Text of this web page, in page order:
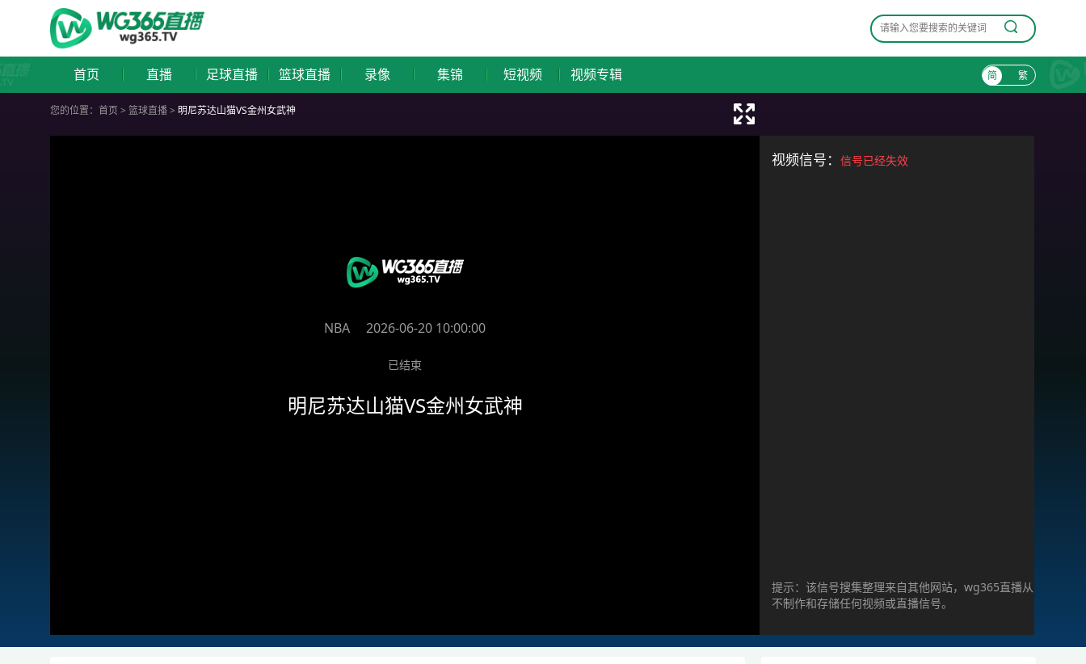
首页 直播 足球直播 篮球直播 录像 集锦 短视频 视频专辑 简 繁
您的位置： 首页 > 篮球直播> 明尼苏达山猫VS金州女武神
NBA 2026-06-20 10:00:00
已结束
明尼苏达山猫VS金州女武神
视频信号： 信号已经失效
提示：该信号搜集整理来自其他网站，wg365直播从
不制作和存储任何视频或直播信号。